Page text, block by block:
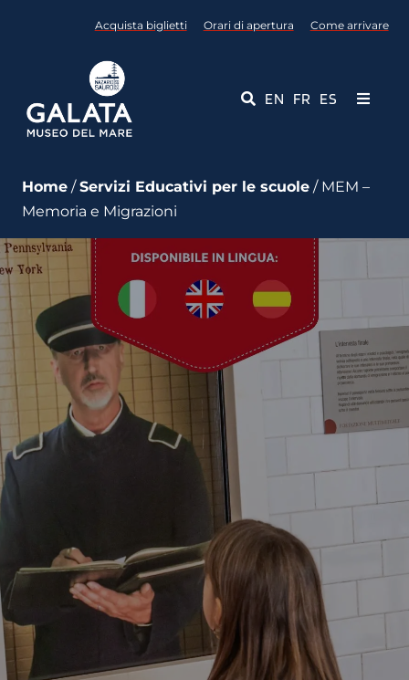
Acquista biglietti Orari di apertura Come arrivare
EN FR ES
Toggle
Eventi
Servizi Educativi
Media
Contattaci
Home /Servizi Educativi per le scuole / MEM –
Memoria e Migrazioni